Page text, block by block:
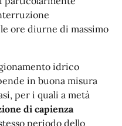
ore diurne di massimo
idrico
in buona misura
per i quali a metà
di capienza
periodo dello